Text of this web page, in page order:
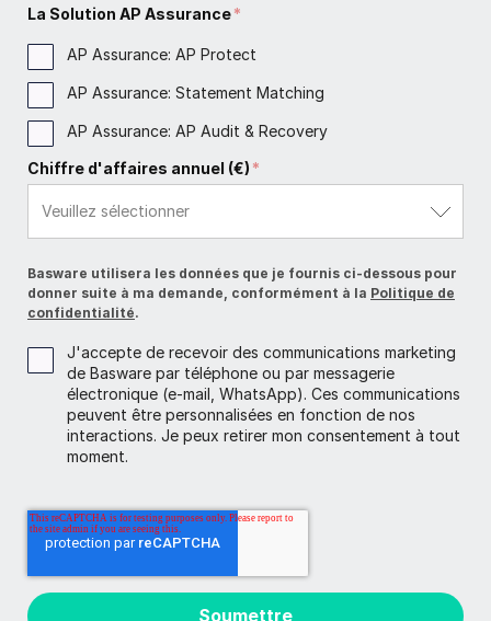
La Solution AP Assurance*
AP Assurance: AP Protect
AP Assurance: Statement Matching
AP Assurance: AP Audit & Recovery
Chiffre d'affaires annuel (€) *
Basware utilisera les données que je fournis ci-dessous pour
donner suite à ma demande, conformément à la Politique de
confidentialité.
J'accepte de recevoir des communications marketing
de Basware par téléphone ou par messagerie
électronique (e-mail, WhatsApp). Ces communications
peuvent être personnalisées en fonction de nos
interactions. Je peux retirer mon consentement à tout
moment.